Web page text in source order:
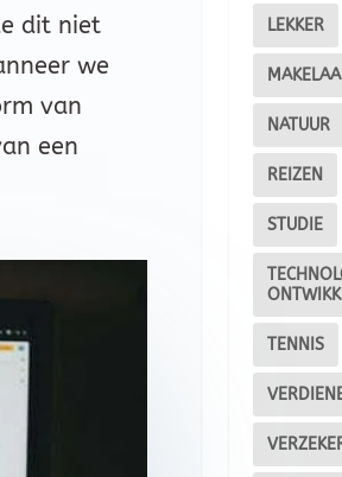
dit niet
we
van
een
LEKKER
NATUUR
REIZEN
STUDIE
TENNIS